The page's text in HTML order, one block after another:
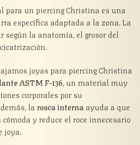
para un piercing Christina es una
específica adaptada a la zona. La
según la anatomía, el grosor del
joyas para piercing Christina
ASTM F-136, un material muy
corporales por su
la rosca interna ayuda a que
y reduce el roce innecesario
joya.